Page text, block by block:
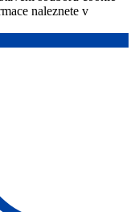
naleznete v